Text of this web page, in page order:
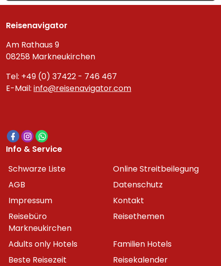
Reisenavigator
Am Rathaus 9
08258 Markneukirchen
Tel: +49 (0) 37422 - 746 467
E-Mail: info@reisenavigator.com
Info & Service
Schwarze Liste
Online Streitbeilegung
AGB
Datenschutz
Impressum
Kontakt
Reisebüro
Markneukirchen
Reisethemen
Adults only Hotels
Familien Hotels
Beste Reisezeit
Reisekalender